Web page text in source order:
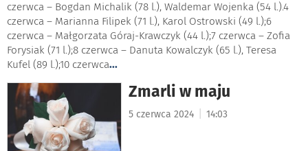
czerwca – Bogdan Michalik (78 l.), Waldemar Wojenka (54 l.).4
czerwca – Marianna Filipek (71 l.), Karol Ostrowski (49 l.);6
czerwca – Małgorzata Góraj-Krawczyk (44 l.);7 czerwca – Zofia
Forysiak (71 l.);8 czerwca – Danuta Kowalczyk (65 l.), Teresa
Kufel (89 l.);10 czerwca...
Zmarli w maju
5 czerwca 2024 14:03